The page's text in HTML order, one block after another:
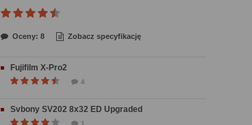
Oceny: 8 Zobacz specyfikację
Fujifilm X-Pro2
4
Svbony SV202 8x32 ED Upgraded
1